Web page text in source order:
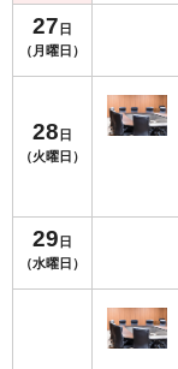
27 日
（月曜日）
28 日
（火曜日）
29 日
（水曜日）